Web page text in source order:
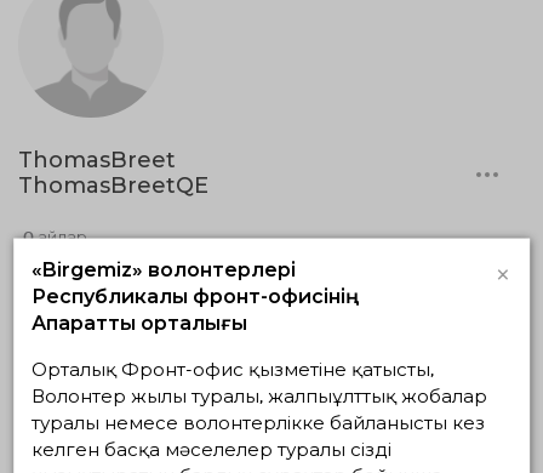
ThomasBreet
ThomasBreetQE
0 айлар
«Birgemiz» волонтерлері
Республикалық фронт-офисінің
Ақпараттық орталығы
×
Орталық Фронт-офис қызметіне қатысты,
Волонтер жылы туралы, жалпыұлттық жобалар
туралы немесе волонтерлікке байланысты кез
келген басқа мәселелер туралы сізді